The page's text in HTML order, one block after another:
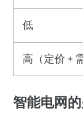
低
高（定价 +
智能电网的